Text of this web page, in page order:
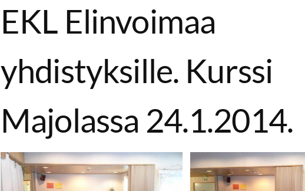
EKL Elinvoimaa
yhdistyksille. Kurssi
Majolassa 24.1.2014.